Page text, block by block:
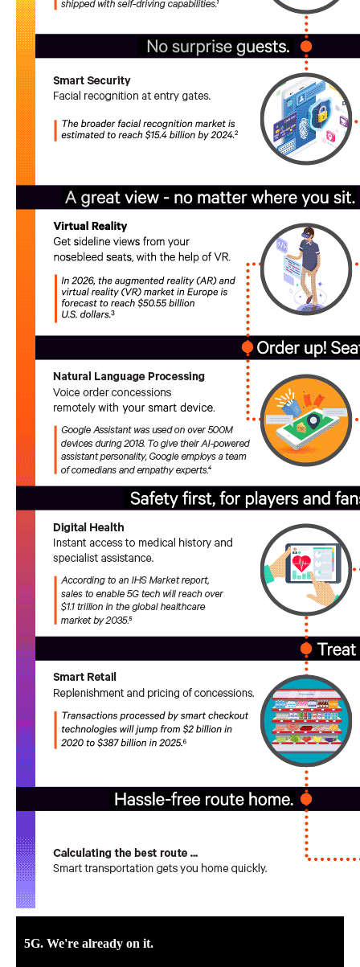
5G. We're already on it.